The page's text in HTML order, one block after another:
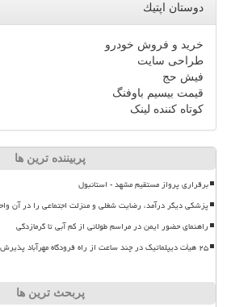
دوستان اپتیك
خرید و فروش خودرو
طراحی سایت
فیش حج
قیمت بیسیم باوفنگ
کوتاه کننده لینک
پربیننده ترین ها
برقراری پرواز مستقیم مشهد - استانبول
پزشکی دیگر درآمد، رضایت شغلی و منزلت اجتماعی را در آن
راهنمای حضور ایمن در مراسم طولانی از کم آبی تا گرمازدگی
۲۵ هیأت دیپلماتیک در چند ساعت از راه فرودگاه مهرآباد پذیرش شدند
پربحث ترین ها